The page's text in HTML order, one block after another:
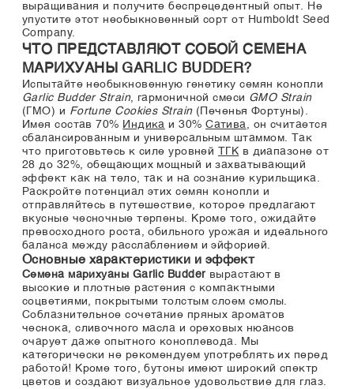
выращивания и получите беспрецедентный опыт. Не
упустите этот необыкновенный сорт от Humboldt Seed
Company.
ЧТО ПРЕДСТАВЛЯЮТ СОБОЙ СЕМЕНА
МАРИХУАНЫ GARLIC BUDDER?
Испытайте необыкновенную генетику семян конопли
Garlic Budder Strain, гармоничной смеси GMO Strain
(ГМО) и Fortune Cookies Strain(Печенья Фортуны).
Имея состав 70% Индика и 30%Сатива, он считается
сбалансированным и универсальным штаммом. Так
что приготовьтесь к силе уровней
ТГК в диапазоне от
28 до 32%, обещающих мощный и захватывающий
эффект как на тело, так и на сознание курильщика.
Раскройте потенциал этих семян конопли и
отправляйтесь в путешествие, которое предлагают
вкусные чесночные терпены. Кроме того, ожидайте
превосходного роста, обильного урожая и идеального
баланса между расслаблением и эйфорией.
Основные характеристики и эффект
Семена марихуаны Garlic Budder вырастают в
высокие и плотные растения с компактными
соцветиями, покрытыми толстым слоем смолы.
Соблазнительное сочетание пряных ароматов
чеснока, сливочного масла и ореховых нюансов
очарует даже опытного коноплевода. Мы
категорически не рекомендуем употреблять их перед
работой! Кроме того, бутоны имеют широкий спектр
цветов и создают визуальное удовольствие для глаз.